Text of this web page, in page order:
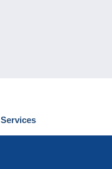
Services
Découvrir Delcampe